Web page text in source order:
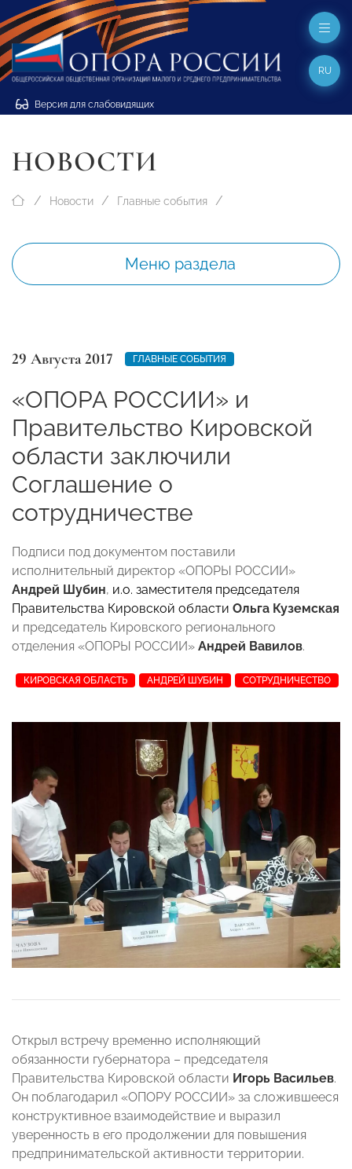
Версия для слабовидящих
RU
НОВОСТИ
Новости Главные события
Меню раздела
29 Августа 2017 ГЛАВНЫЕ СОБЫТИЯ
«ОПОРА РОССИИ» и
Правительство Кировской
области заключили
Соглашение о
сотрудничестве
Подписи под документом поставили
исполнительный директор «ОПОРЫ РОССИИ»
Андрей Шубин, и.о. заместителя председателя
Правительства Кировской области Ольга Куземская
и председатель Кировского регионального
отделения «ОПОРЫ РОССИИ» Андрей Вавилов.
КИРОВСКАЯ ОБЛАСТЬ АНДРЕЙ ШУБИН СОТРУДНИЧЕСТВО
Открыл встречу временно исполняющий
обязанности губернатора – председателя
Правительства Кировской области Игорь Васильев.
Он поблагодарил «ОПОРУ РОССИИ» за сложившееся
конструктивное взаимодействие и выразил
уверенность в его продолжении для повышения
предпринимательской активности территории.